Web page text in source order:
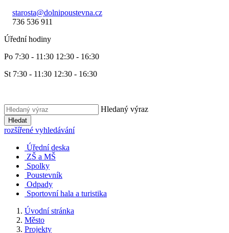
starosta@dolnipoustevna.cz
736 536 911
Úřední hodiny
Po 7:30 - 11:30 12:30 - 16:30
St 7:30 - 11:30 12:30 - 16:30
Hledaný výraz
Hledat
rozšířené vyhledávání
Úřední deska
ZŠ a MŠ
Spolky
Poustevník
Odpady
Sportovní hala a turistika
Úvodní stránka
Město
Projekty